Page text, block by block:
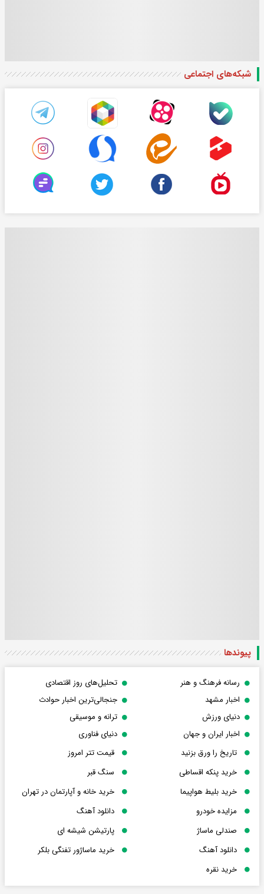
شبکه‌های اجتماعی
پیوندها
رسانه فرهنگ و هنر
تحلیل‌های روز اقتصادی
اخبار مشهد
جنجالی‌ترین اخبار حوادث
دنیای ورزش
ترانه و موسیقی
اخبار ایران و جهان
دنیای فناوری
تاریخ را ورق بزنید
قیمت تتر امروز
خرید پنکه اقساطی
سنگ قبر
خرید بلیط هواپیما
خرید خانه و آپارتمان در تهران
مزایده خودرو
دانلود آهنگ
صندلی ماساژ
پارتیشن شیشه ای
دانلود آهنگ
خرید ماساژور تفنگی بلکر
خرید نقره